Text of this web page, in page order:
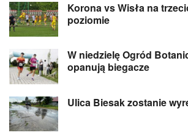
Korona vs Wisła na
poziomie
W niedzielę Ogród
opanują biegacze
Ulica Biesak zostanie